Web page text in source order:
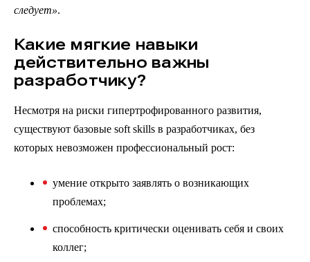
следует».
Какие мягкие навыки
действительно важны
разработчику?
Несмотря на риски гипертрофированного развития,
существуют базовые soft skills в разработчиках, без
которых невозможен профессиональный рост:
умение открыто заявлять о возникающих
проблемах;
способность критически оценивать себя и своих
коллег;